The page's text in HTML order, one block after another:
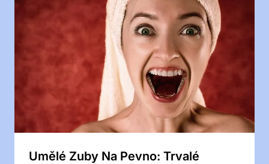
Umělé Zuby Na Pevno: Trvalé